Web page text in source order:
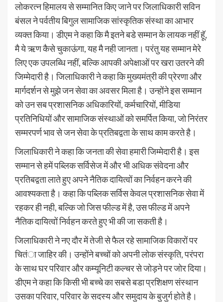
लोकरत्न हिमालय से सम्मानित किए जाने पर जिलाधिकारी सविन
बंसल ने पर्वतीय बिगुल सामाजिक सांस्कृतिक संस्था का आभार
व्यक्त किया। डीएम ने कहा कि मै इतने बडे सम्मान के लायक नहीं हूॅ,
मै ये ऋण कैसे चुकाऊंगा, यह मै नही जानता। परंतु यह सम्मान मेरे
लिए एक उपलब्धि नहीं, बल्कि आपकी अपेक्षाओं पर खरा उतरने की
जिम्मेदारी है। जिलाधिकारी ने कहा कि मुख्यमंत्री की प्रेरणा और
मार्गदर्शन से मुझे जन सेवा का अवसर मिला है। उन्होंने इस सम्मान
को उन सब प्रशासनिक अधिकारियों, कर्मचारियों, मीडिया
प्रतिनिधियों और सामाजिक संस्थाओं को समर्पित किया, जो निरंतर
सम्मरपर्ण भाव से जन सेवा के प्रतिबद्वता के साथ काम करते है।
जिलाधिकारी ने कहा कि जनता की सेवा हमारी जिम्मेदारी है। इस
सम्मान से हमें पब्लिक सर्विसेज में और भी अधिक संवेदना और
प्रतिबद्वता लाते हुए अपने नैतिक दायित्वों का निर्वहन करने की
आवश्यकता है। कहा कि पब्लिक सर्विस केवल प्रशासनिक सेवा में
रहकर ही नही, बल्कि जो जिस फील्ड में है, उस फील्ड में अपने
नैतिक दायित्वों निर्वहन करते हुए भी की जा सकती है।
जिलाधिकारी ने नए दौर में तेजी से फैल रहे सामाजिक विकारों पर
चितंा जाहिर की। उन्होंने बच्चों को अपनी लोक संस्कृति, परंपरा
के साथ घर परिवार और कम्यूनिटी कल्चर से जोड़ने पर जोर दिया।
डीएम ने कहा कि किसी भी बच्चे का सबसे बडा प्रशिक्षण संस्थान
उसका परिवार, परिवार के सदस्य और समुदाय के बुजुर्ग होते है।